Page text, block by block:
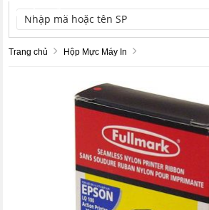
TÌM KIẾM
Trang chủ Hộp Mực Máy In